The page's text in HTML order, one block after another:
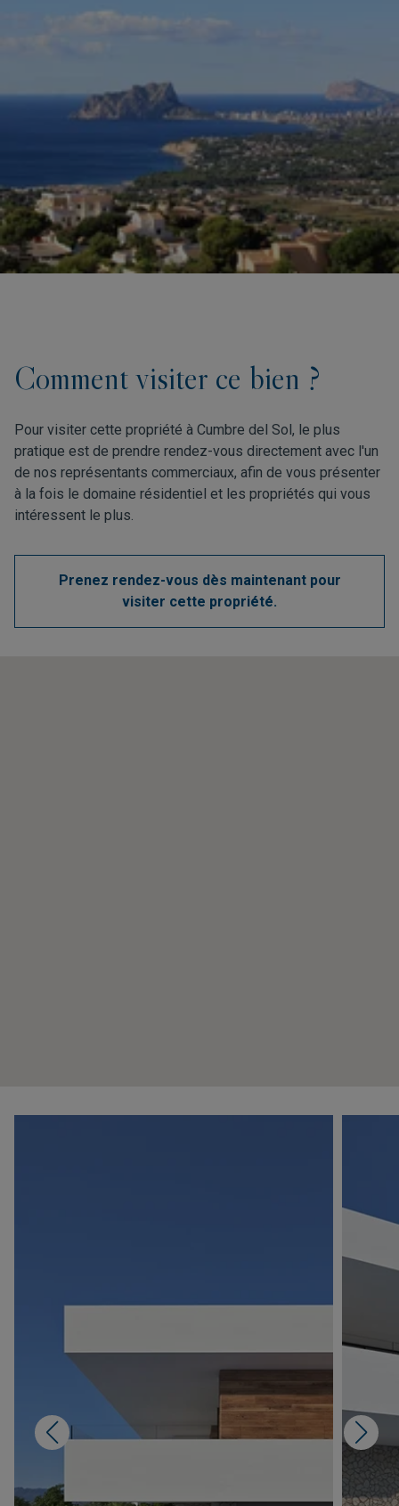
Comment visiter ce bien ?
Pour visiter cette propriété à Cumbre del Sol, le plus
pratique est de prendre rendez-vous directement avec l'un
de nos représentants commerciaux, afin de vous présenter
à la fois le domaine résidentiel et les propriétés qui vous
intéressent le plus.
Prenez rendez-vous dès maintenant pour
visiter cette propriété.